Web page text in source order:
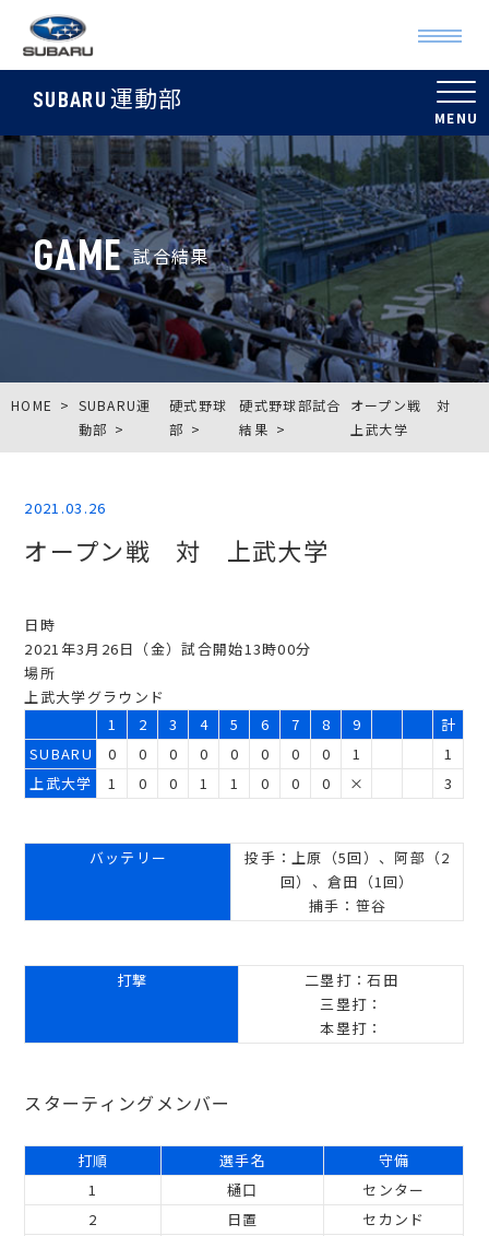
SUBARU 運動部
GAME 試合結果
HOME
SUBARU運
動部
硬式野球
部
硬式野球部試合
結果
オープン戦 対
上武大学
2021.03.26
オープン戦 対 上武大学
日時
2021年3月26日（金）試合開始13時00分
場所
上武大学グラウンド
1
2 3 4 5 6 7 8 9
計
SUBARU
0 0 0 0 0 0 0 0 1
1
上武大学
1 0 0 1 1 0 0 0 × 3
バッテリー
投手：上原（5回）、阿部（2
回）、倉田（1回）
捕手：笹谷
打撃
二塁打：石田
三塁打：
本塁打：
スターティングメンバー
打順 選手名
守備
1
樋口
センター
2
日置
セカンド